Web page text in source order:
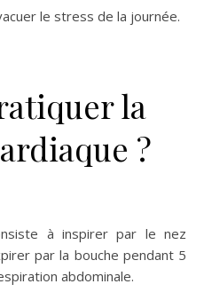
le stress de la journée.
la
?
à inspirer par le nez
par la bouche pendant 5
abdominale.